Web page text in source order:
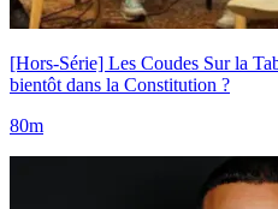
[Hors-Série] Les Coudes Sur la
bientôt dans la Constitution ?
80m